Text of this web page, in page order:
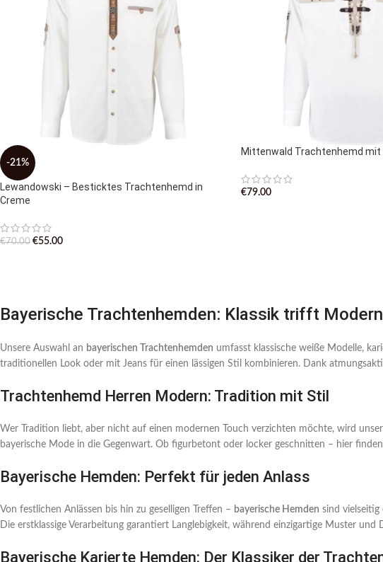
-21%
Lewandowski – Besticktes Trachtenhemd in
Creme
€70.00 €55.00
Mittenwald Trachtenhemd mit
€79.00
Bayerische Trachtenhemden: Klassik trifft
Unsere Auswahl an bayerischen Trachtenhemden umfasst klassische weiße Modelle,
traditionellen Look oder mit Jeans für einen lässigen Stil kombinieren. Dank
Trachtenhemd Herren Modern: Tradition mit Stil
Wer Tradition liebt, aber nicht auf einen modernen Touch verzichten möchte, wird
bayerische Mode in die Gegenwart. Ob figurbetont oder locker geschnitten – hier
Bayerische Hemden: Perfekt für jeden Anlass
Von festlichen Anlässen bis hin zu geselligen Treffen – bayerische Hemden sind vielseitig
Die erstklassige Verarbeitung garantiert Langlebigkeit, während einzigartige Muster und
Bayerische Karierte Hemden: Der Klassiker der